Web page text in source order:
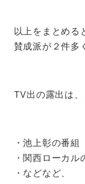
以上をまとめる
賛成派が２件多
TV出の露出は、
・池上彰の番組
・関西ローカル
・などなど、